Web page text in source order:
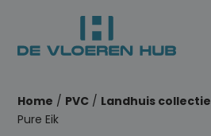
Home / PVC / Landhuis collectie
Pure Eik